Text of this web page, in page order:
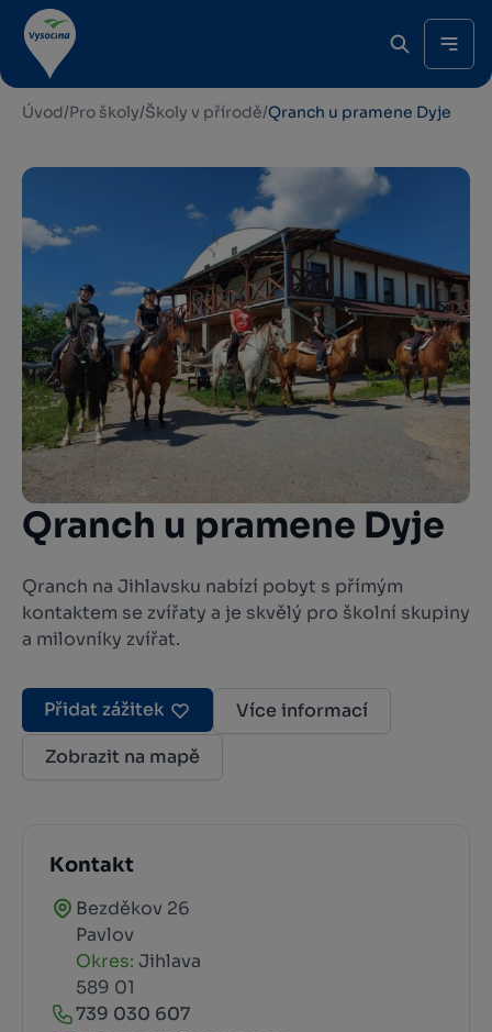
Úvod/Pro školy/Školy v přírodě/Qranch u pramene Dyje
Qranch u pramene Dyje
Qranch na Jihlavsku nabízí pobyt s přímým
kontaktem se zvířaty a je skvělý pro školní skupiny
a milovníky zvířat.
Přidat zážitek
Více informací
Zobrazit na mapě
Kontakt
Bezděkov 26
Pavlov
Okres: Jihlava
589 01
739 030 607